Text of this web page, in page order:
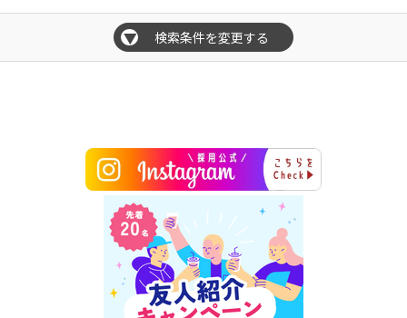
▼ 検索条件を変更する